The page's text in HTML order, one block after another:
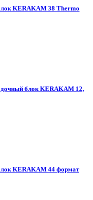
KERAKAM 38 Thermo
блок KERAKAM 12,
KERAKAM 44 формат